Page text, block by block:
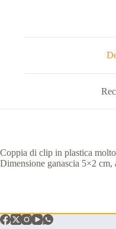
Coppia di clip in plastica
Dimensione ganascia 5×2 cm,